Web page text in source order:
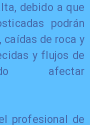
debido a que
podrán
caídas de roca y
y flujos de
afectar
profesional de